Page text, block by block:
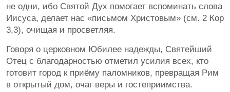
не одни, ибо Святой Дух помогает вспоминать слова
Иисуса, делает нас «письмом Христовым» (см. 2 Кор
3,3), очищая и просветляя.
Говоря о церковном Юбилее надежды, Святейший
Отец с благодарностью отметил усилия всех, кто
готовит город к приёму паломников, превращая Рим
в открытый дом, очаг веры и гостеприимства.